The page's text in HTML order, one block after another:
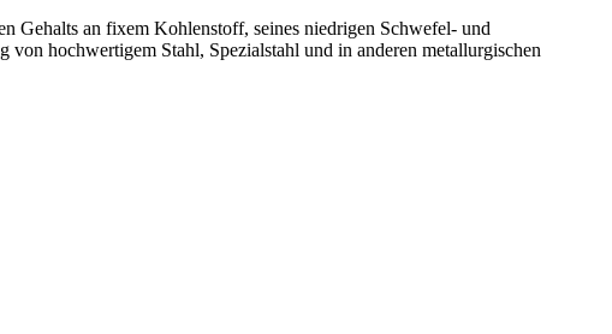
Gehalts an fixem Kohlenstoff, seines niedrigen Schwefel- und
hochwertigem Stahl, Spezialstahl und in anderen metallurgischen